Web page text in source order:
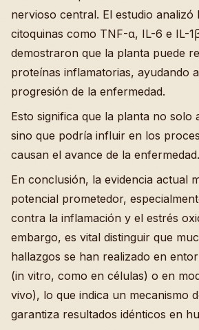
nervioso central. El estudio analizó
citoquinas como TNF-α, IL-6 e IL-
demostraron que la planta puede
proteínas inflamatorias, ayudando
progresión de la enfermedad.
Esto significa que la planta no solo
sino que podría influir en los
causan el avance de la enfermedad.
En conclusión, la evidencia actual
potencial prometedor,
contra la inflamación y el estrés
embargo, es vital distinguir que
hallazgos se han realizado en
(in vitro, como en células) o en
vivo), lo que indica un mecanismo
garantiza resultados idénticos en